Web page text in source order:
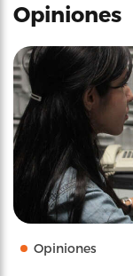
Opiniones
Opiniones